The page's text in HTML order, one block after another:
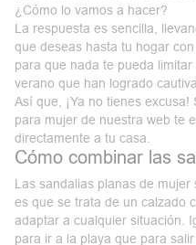
¿Cómo lo vamos a hacer?
La respuesta es sencilla,
que deseas hasta tu hogar
para que nada te pueda
verano que han logrado
Así que, ¡Ya no tienes
para mujer de nuestra web te
directamente a tu casa.
Cómo combinar las
Las sandalias planas de
es que se trata de un calzado
adaptar a cualquier situación.
para ir a la playa que para